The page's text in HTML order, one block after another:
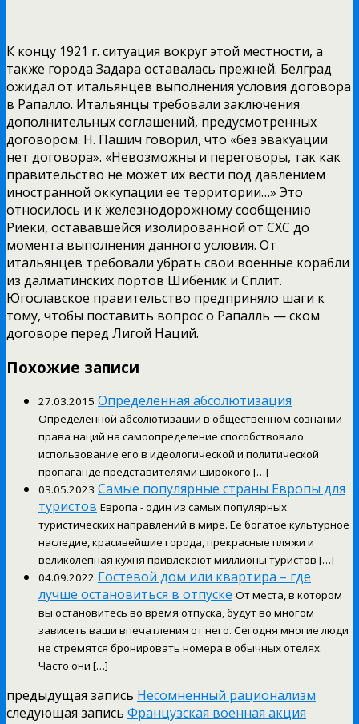
К концу 1921 г. ситуация вокруг этой местности, а
также города Задара оставалась прежней. Белград
ожидал от итальянцев выполнения условия договора
в Рапалло. Итальянцы требовали заключения
дополнительных соглашений, предусмотренных
договором. Н. Пашич говорил, что «без эвакуации
нет договора». «Невозможны и переговоры, так как
правительство не может их вести под давлением
иностранной оккупации ее территории…» Это
относилось и к железнодорожному сообщению
Риеки, остававшейся изолированной от СХС до
момента выполнения данного условия. От
итальянцев требовали убрать свои военные корабли
из далматинских портов Шибеник и Сплит.
Югославское правительство предприняло шаги к
тому, чтобы поставить вопрос о Рапалль — ском
договоре перед Лигой Наций.
Похожие записи
27.03.2015 Определенная абсолютизация
Определенной абсолютизации в общественном сознании
права наций на самоопределение способствовало
использование его в идеологической и политической
пропаганде представителями широкого […]
03.05.2023 Cамые популярные страны Европы для
туристов Европа - один из самых популярных
туристических направлений в мире. Ее богатое культурное
наследие, красивейшие города, прекрасные пляжи и
великолепная кухня привлекают миллионы туристов […]
04.09.2022 Гостевой дом или квартира – где
лучше остановиться в отпуске От места, в котором
вы остановитесь во время отпуска, будут во многом
зависеть ваши впечатления от него. Сегодня многие люди
не стремятся бронировать номера в обычных отелях.
Часто они […]
предыдущая запись Несомненный рационализм
следующая запись Французская военная акция